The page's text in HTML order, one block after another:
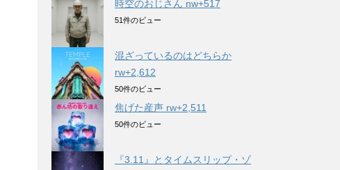
時空のおじさん nw+517
51件のビュー
混ざっているのはどちらか
rw+2,612
50件のビュー
焦げた産声 rw+2,511
50件のビュー
『3.11』とタイムスリップ・ゾ